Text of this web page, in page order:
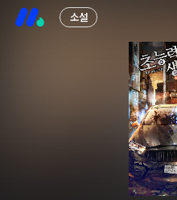
소설